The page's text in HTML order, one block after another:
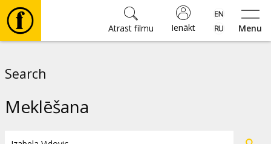
Menu
Ienākt
Atrast filmu
Search
Meklēšana